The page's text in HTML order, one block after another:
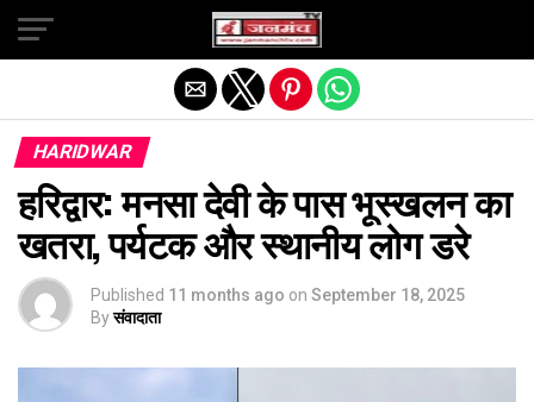
HARIDWAR
हरिद्वार: मनसा देवी के पास भूस्खलन का
खतरा, पर्यटक और स्थानीय लोग डरे
Published 11 months ago on September 18, 2025
Byसंवादाता
Exit mobile version